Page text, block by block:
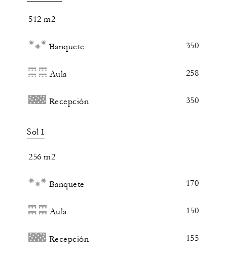
512 m2
Banquete 350
Aula 258
Recepción 350
Sol I
256 m2
Banquete 170
Aula 150
Recepción 155